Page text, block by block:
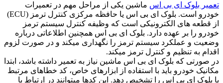
تعمیر بلوک ای بی اس ماشین یکی از مراحل مهم در تعمیرات
خودرو است. بلوک ای بی اس یا حافظه مرکزی کنترل ترمز (ECU)
از قطعه­ های الکترونیکی است که وظیفه کنترل سیستم ترمز
خودرو را بر عهده دارد. بلوک ای بی اس همچنین اطلاعاتی درباره
وضعیت و عملکرد سیستم ترمز را نگهداری می­کند و در صورت لزوم
اقدام به تنظیم و کنترل ترمز می­کند.
در صورتی که بلوک ای بی اس ماشین نیاز به تعمیر داشته باشد، ابتدا
مکانیک خودرو باید با استفاده از ابزارهای خاص، کد خطاهای مرتبط
با بلوک ای بی اس را تشخیص دهد. این کدها می­توانند در ارتباط با